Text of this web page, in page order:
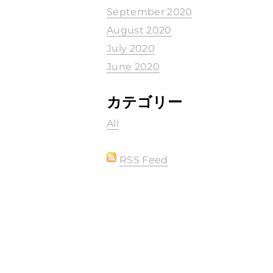
September 2020
August 2020
July 2020
June 2020
カテゴリー
All
RSS Feed